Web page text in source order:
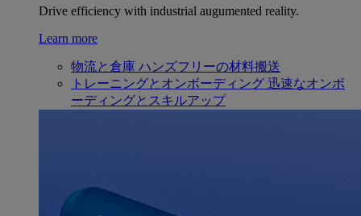
Drive efficiency with industrial augumented reality.
Learn more
物流と倉庫 ハンズフリーの材料搬送
トレーニングとオンボーディング 迅速なオンボ
ーディングとスキルアップ